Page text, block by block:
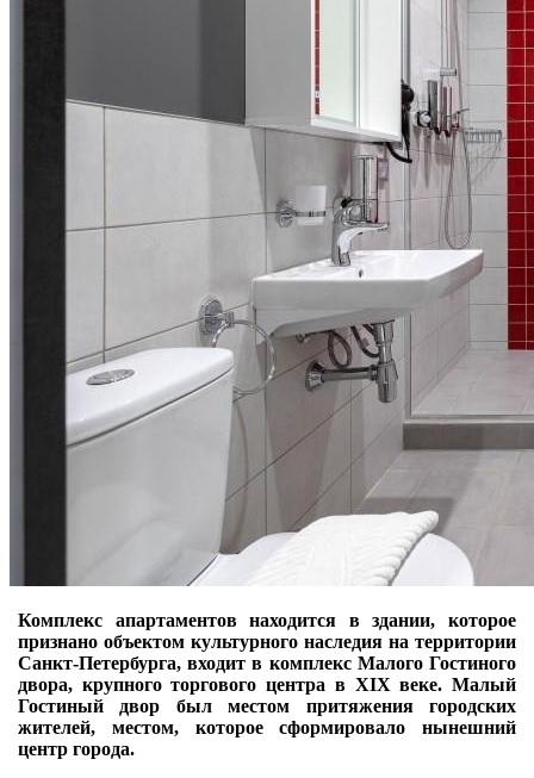
Комплекс апартаментов находится в здании, которое
признано объектом культурного наследия на территории
Санкт-Петербурга, входит в комплекс Малого Гостиного
двора, крупного торгового центра в XIX веке. Малый
Гостиный двор был местом притяжения городских
жителей, местом, которое сформировало нынешний
центр города.